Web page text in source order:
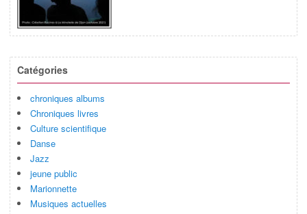
Catégories
chroniques albums
Chroniques livres
Culture scientifique
Danse
Jazz
jeune public
Marionnette
Musiques actuelles